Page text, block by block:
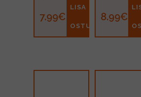
Siirup
7.99€
LISA
OSTUKORVI
Siirup
8.99€